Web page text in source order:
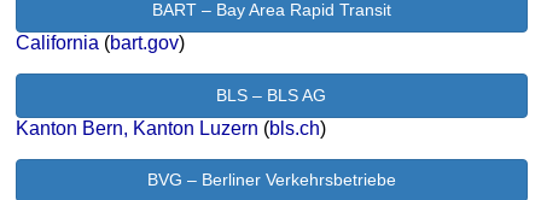
BART – Bay Area Rapid Transit
California (bart.gov)
BLS – BLS AG
Kanton Bern, Kanton Luzern (bls.ch)
BVG – Berliner Verkehrsbetriebe